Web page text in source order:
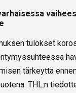
tulokset
tärkeyttä
THL:n